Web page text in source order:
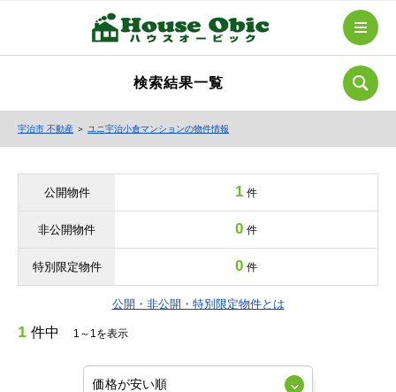
検索結果一覧
宇治市 不動産 ＞ ユニ宇治小倉マンションの物件情報
公開物件 1 件
非公開物件 0 件
特別限定物件 0 件
公開・非公開・特別限定物件とは
1 件中 1～1を表示